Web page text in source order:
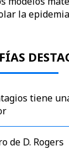
la epidemia
tiene
de D. Rogers